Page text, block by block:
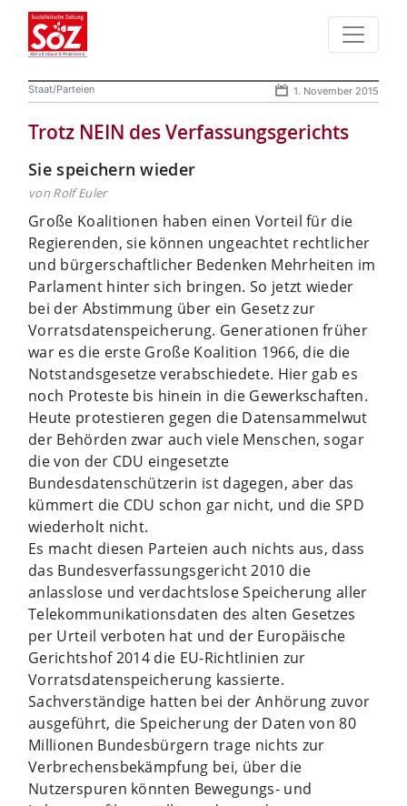
Staat/Parteien 1. November 2015
Trotz NEIN des Verfassungsgerichts
Sie speichern wieder
von Rolf Euler
Große Koalitionen haben einen Vorteil für die
Regierenden, sie können ungeachtet rechtlicher
und bürgerschaftlicher Bedenken Mehrheiten im
Parlament hinter sich bringen. So jetzt wieder
bei der Abstimmung über ein Gesetz zur
Vorratsdatenspeicherung. Generationen früher
war es die erste Große Koalition 1966, die die
Notstandsgesetze verabschiedete. Hier gab es
noch Proteste bis hinein in die Gewerkschaften.
Heute protestieren gegen die Datensammelwut
der Behörden zwar auch viele Menschen, sogar
die von der CDU eingesetzte
Bundesdatenschützerin ist dagegen, aber das
kümmert die CDU schon gar nicht, und die SPD
wiederholt nicht.
Es macht diesen Parteien auch nichts aus, dass
das Bundesverfassungsgericht 2010 die
anlasslose und verdachtslose Speicherung aller
Telekommunikationsdaten des alten Gesetzes
per Urteil verboten hat und der Europäische
Gerichtshof 2014 die EU-Richtlinien zur
Vorratsdatenspeicherung kassierte.
Sachverständige hatten bei der Anhörung zuvor
ausgeführt, die Speicherung der Daten von 80
Millionen Bundesbürgern trage nichts zur
Verbrechensbekämpfung bei, über die
Nutzerspuren könnten Bewegungs- und